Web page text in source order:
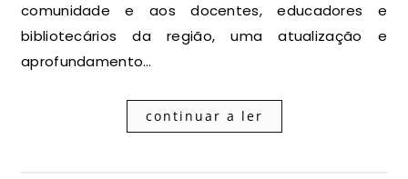
comunidade e aos docentes, educadores e
bibliotecários da região, uma atualização e
aprofundamento…
continuar a ler